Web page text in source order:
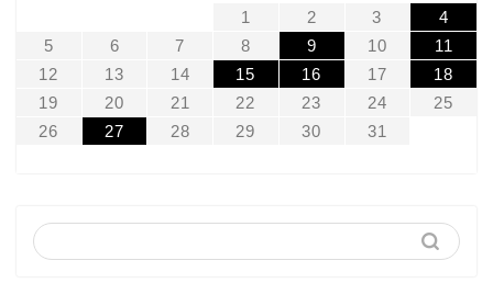
1 2 3
4
5
6 7 8 9 10
11
12
13 14 15 16 17
18
19
20 21 22 23 24
25
26
27 28 29 30 31